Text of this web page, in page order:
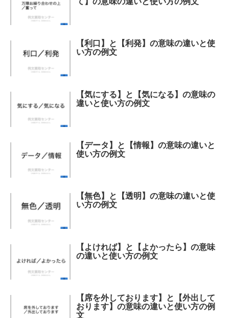
【利口】と【利発】の意味の違いと使
い方の例文
【気にする】と【気になる】の意味の
違いと使い方の例文
【データ】と【情報】の意味の違いと
使い方の例文
【無色】と【透明】の意味の違いと使
い方の例文
【よければ】と【よかったら】の意味
の違いと使い方の例文
【席を外しております】と【外出して
おります】の意味の違いと使い方の例
文